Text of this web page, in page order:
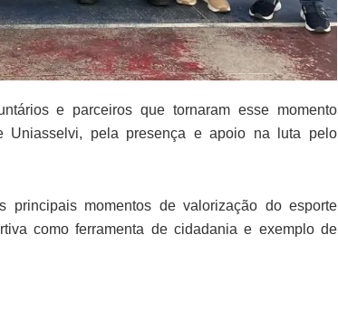
e parceiros que tornaram esse momento
Uniasselvi, pela presença e apoio na luta pelo
momentos de valorização do esporte
como ferramenta de cidadania e exemplo de